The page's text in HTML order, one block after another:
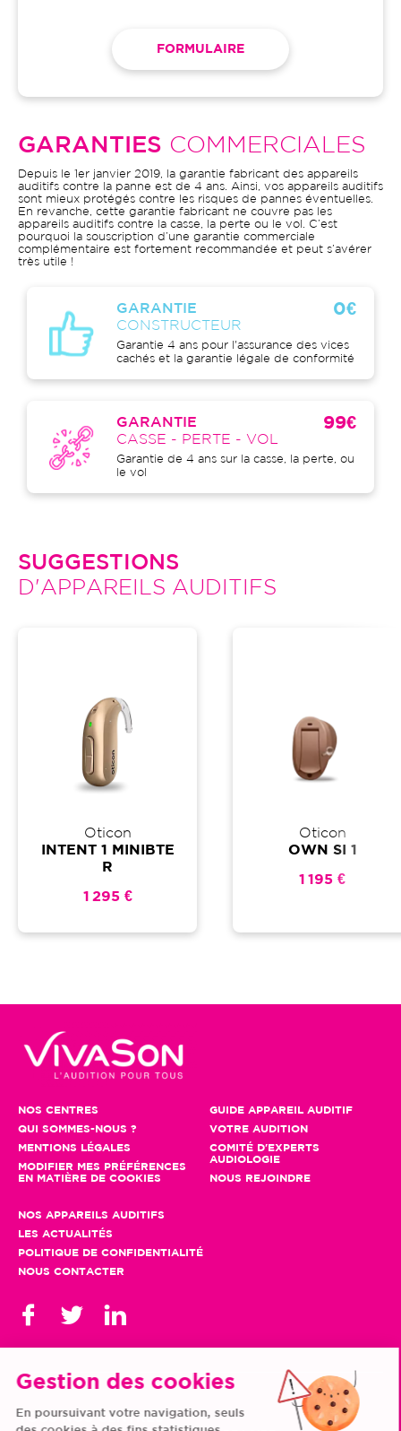
Gestion des cookies
En poursuivant votre navigation, seuls
FORMULAIRE
GARANTIES COMMERCIALES
Depuis le 1er janvier 2019, la garantie fabricant des appareils
auditifs contre la panne est de 4 ans. Ainsi, vos appareils auditifs
sont mieux protégés contre les risques de pannes éventuelles.
En revanche, cette garantie fabricant ne couvre pas les
appareils auditifs contre la casse, la perte ou le vol. C’est
pourquoi la souscription d’une garantie commerciale
complémentaire est fortement recommandée et peut s’avérer
très utile !
GARANTIE
CONSTRUCTEUR
0€
Garantie 4 ans pour l'assurance des vices
cachés et la garantie légale de conformité
GARANTIE
CASSE - PERTE - VOL
99€
Garantie de 4 ans sur la casse, la perte, ou
le vol
SUGGESTIONS
D'APPAREILS AUDITIFS
Oticon
INTENT 1 MINIBTE
R
1 295 €
Oticon
OWN SI 1
1 195 €
NOS CENTRES
QUI SOMMES-NOUS ?
MENTIONS LÉGALES
MODIFIER MES PRÉFÉRENCES
EN MATIÈRE DE COOKIES
GUIDE APPAREIL AUDITIF
VOTRE AUDITION
COMITÉ D'EXPERTS
AUDIOLOGIE
NOUS REJOINDRE
NOS APPAREILS AUDITIFS
LES ACTUALITÉS
POLITIQUE DE CONFIDENTIALITÉ
NOUS CONTACTER
TOUS NOS CENTRES